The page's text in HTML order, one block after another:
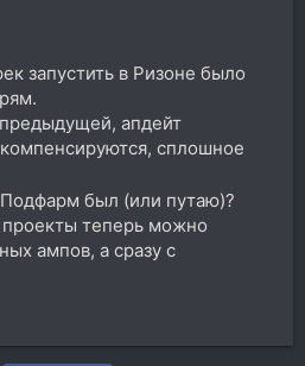
запустить в Ризоне было
апдейт
сплошное
был (или путаю)?
проекты теперь можно
ампов, а сразу с